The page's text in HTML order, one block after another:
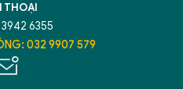
THOẠI
6355
032 9907 579